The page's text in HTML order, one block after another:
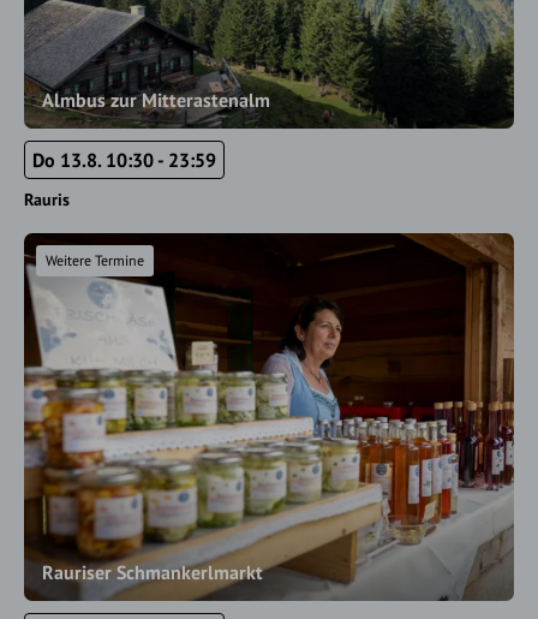
Almbus zur Mitterastenalm
Do 13.8. 10:30 - 23:59
Rauris
Rauriser Schmankerlmarkt
Weitere Termine